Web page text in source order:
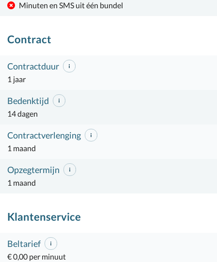
Minuten en SMS uit één bundel
Contract
Contractduur
1 jaar
Bedenktijd
14 dagen
Contractverlenging
1 maand
Opzegtermijn
1 maand
Klantenservice
Beltarief
€ 0,00 per minuut